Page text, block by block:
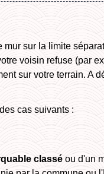
sur la limite
voisin refuse (par
sur votre terrain. A
cas suivants :
classé ou d'un